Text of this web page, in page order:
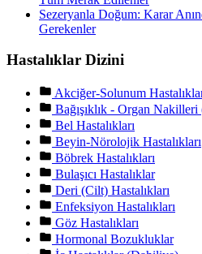
Sezeryanla Doğum: Karar
Gerekenler
Hastalıklar Dizini
Akciğer-Solunum
Bağışıklık - Organ
Bel Hastalıkları
Beyin-Nörolojik Hastalıkları
Böbrek Hastalıkları
Bulaşıcı Hastalıklar
Deri (Cilt) Hastalıkları
Enfeksiyon Hastalıkları
Göz Hastalıkları
Hormonal Bozukluklar